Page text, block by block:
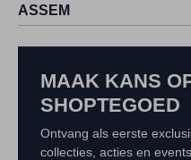
ASSEM
MAAK KANS
SHOPTEGOED
Ontvang als eerste
collecties, acties en